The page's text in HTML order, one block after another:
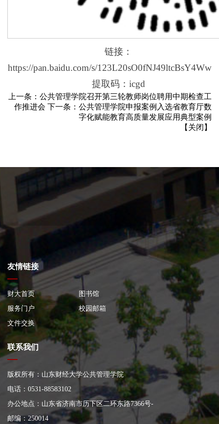
链接：
https://pan.baidu.com/s/123L20sO0fNJ49ltcBsY4Ww
提取码：icgd
上一条： 公共管理学院召开第三轮教师岗位聘用中期检查工
作推进会 下一条： 公共管理学院申报案例入选省教育厅数
字化赋能教育高质量发展应用典型案例
【 关闭 】
友情链接
财大首页
图书馆
服务门户
校园邮箱
文件交换
联系我们
版权所有：山东财经大学公共管理学院
电话：0531-88583102
办公地点：山东省济南市历下区二环东路7366号-
邮编：250014